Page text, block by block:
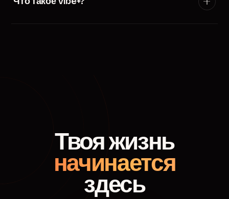
Твоя жизнь
начинается
здесь